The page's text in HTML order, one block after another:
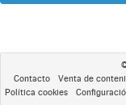
Contacto Venta de
Política cookies